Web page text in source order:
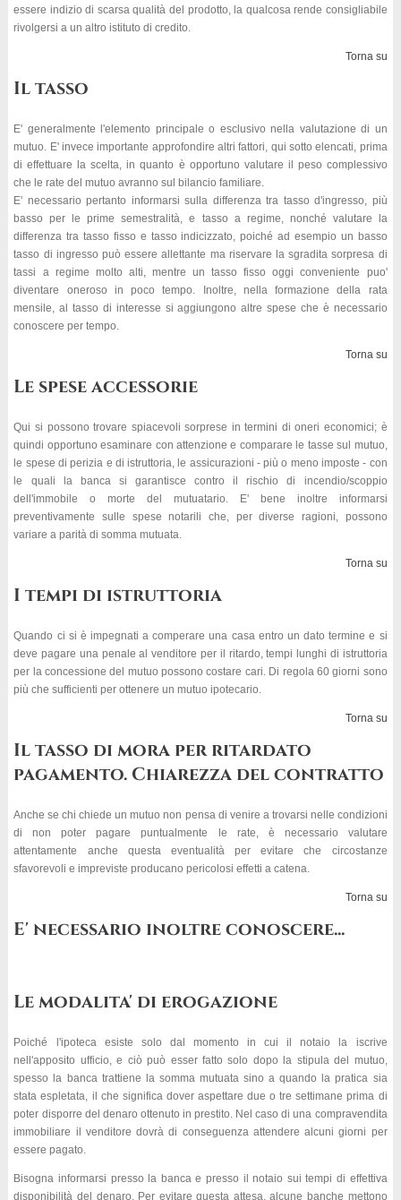
essere indizio di scarsa qualità del prodotto, la qualcosa rende consigliabile
rivolgersi a un altro istituto di credito.
Torna su
Il tasso
E' generalmente l'elemento principale o esclusivo nella valutazione di un
mutuo. E' invece importante approfondire altri fattori, qui sotto elencati, prima
di effettuare la scelta, in quanto è opportuno valutare il peso complessivo
che le rate del mutuo avranno sul bilancio familiare.
E' necessario pertanto informarsi sulla differenza tra tasso d'ingresso, più
basso per le prime semestralità, e tasso a regime, nonché valutare la
differenza tra tasso fisso e tasso indicizzato, poiché ad esempio un basso
tasso di ingresso può essere allettante ma riservare la sgradita sorpresa di
tassi a regime molto alti, mentre un tasso fisso oggi conveniente puo'
diventare oneroso in poco tempo. Inoltre, nella formazione della rata
mensile, al tasso di interesse si aggiungono altre spese che è necessario
conoscere per tempo.
Torna su
Le spese accessorie
Qui si possono trovare spiacevoli sorprese in termini di oneri economici; è
quindi opportuno esaminare con attenzione e comparare le tasse sul mutuo,
le spese di perizia e di istruttoria, le assicurazioni - più o meno imposte - con
le quali la banca si garantisce contro il rischio di incendio/scoppio
dell'immobile o morte del mutuatario. E' bene inoltre informarsi
preventivamente sulle spese notarili che, per diverse ragioni, possono
variare a parità di somma mutuata.
Torna su
I tempi di istruttoria
Quando ci si è impegnati a comperare una casa entro un dato termine e si
deve pagare una penale al venditore per il ritardo, tempi lunghi di istruttoria
per la concessione del mutuo possono costare cari. Di regola 60 giorni sono
più che sufficienti per ottenere un mutuo ipotecario.
Torna su
Il tasso di mora per ritardato
pagamento. Chiarezza del contratto
Anche se chi chiede un mutuo non pensa di venire a trovarsi nelle condizioni
di non poter pagare puntualmente le rate, è necessario valutare
attentamente anche questa eventualità per evitare che circostanze
sfavorevoli e impreviste producano pericolosi effetti a catena.
Torna su
E' necessario inoltre conoscere...
Le modalita' di erogazione
Poiché l'ipoteca esiste solo dal momento in cui il notaio la iscrive
nell'apposito ufficio, e ciò può esser fatto solo dopo la stipula del mutuo,
spesso la banca trattiene la somma mutuata sino a quando la pratica sia
stata espletata, il che significa dover aspettare due o tre settimane prima di
poter disporre del denaro ottenuto in prestito. Nel caso di una compravendita
immobiliare il venditore dovrà di conseguenza attendere alcuni giorni per
essere pagato.
Bisogna informarsi presso la banca e presso il notaio sui tempi di effettiva
disponibilità del denaro. Per evitare questa attesa, alcune banche mettono